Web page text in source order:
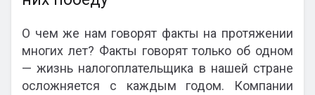
О чем же нам говорят факты на протяжении
многих лет? Факты говорят только об одном
— жизнь налогоплательщика в нашей стране
осложняется с каждым годом. Компании